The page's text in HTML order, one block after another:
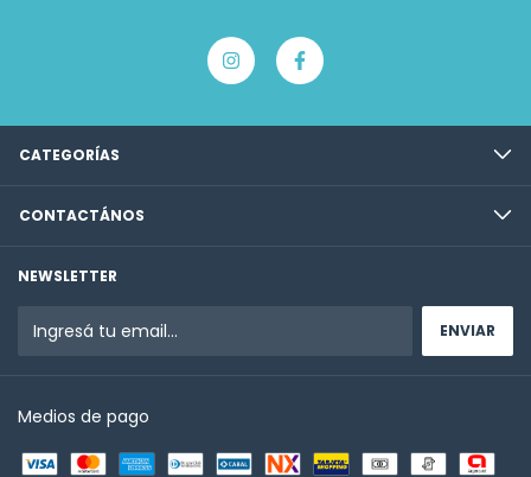
CATEGORÍAS
CONTACTÁNOS
NEWSLETTER
Medios de pago